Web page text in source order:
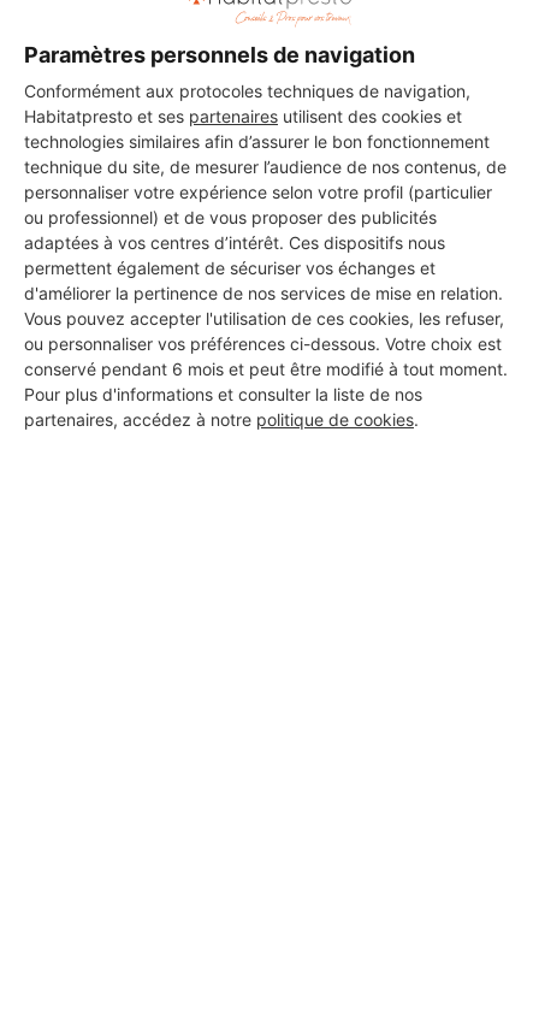
Paramètres personnels de navigation
Conformément aux protocoles techniques de navigation,
Habitatpresto et ses partenaires utilisent des cookies et
technologies similaires afin d’assurer le bon fonctionnement
technique du site, de mesurer l’audience de nos contenus, de
personnaliser votre expérience selon votre profil (particulier
ou professionnel) et de vous proposer des publicités
adaptées à vos centres d’intérêt. Ces dispositifs nous
permettent également de sécuriser vos échanges et
d'améliorer la pertinence de nos services de mise en relation.
Vous pouvez accepter l'utilisation de ces cookies, les refuser,
ou personnaliser vos préférences ci-dessous. Votre choix est
conservé pendant 6 mois et peut être modifié à tout moment.
Pour plus d'informations et consulter la liste de nos
partenaires, accédez à notre politique de cookies.
DEMANDER UN DEVIS
Les 1 autres Carreleurs pour
vos travaux à Asnières-sur-
Oise
RMBAT
Asnières-sur-Oise
8 ans d'expérience